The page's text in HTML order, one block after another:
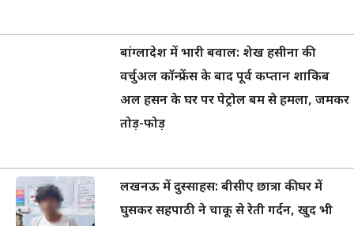
बांग्लादेश में भारी बवाल: शेख हसीना की
वर्चुअल कॉन्फ्रेंस के बाद पूर्व कप्तान शाकिब
अल हसन के घर पर पेट्रोल बम से हमला, जमकर
तोड़-फोड़
लखनऊ में दुस्साहस: बीसीए छात्रा की घर में
घुसकर सहपाठी ने चाकू से रेती गर्दन, खुद भी